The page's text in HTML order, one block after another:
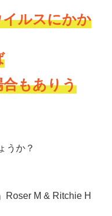
ルスにかか
もありう
うか？
」Roser M & Ritchie H